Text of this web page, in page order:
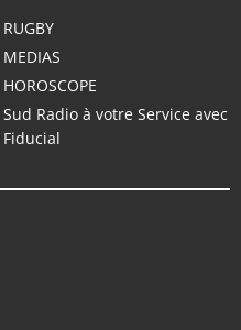
RUGBY
MEDIAS
HOROSCOPE
Sud Radio à votre Service avec
Fiducial